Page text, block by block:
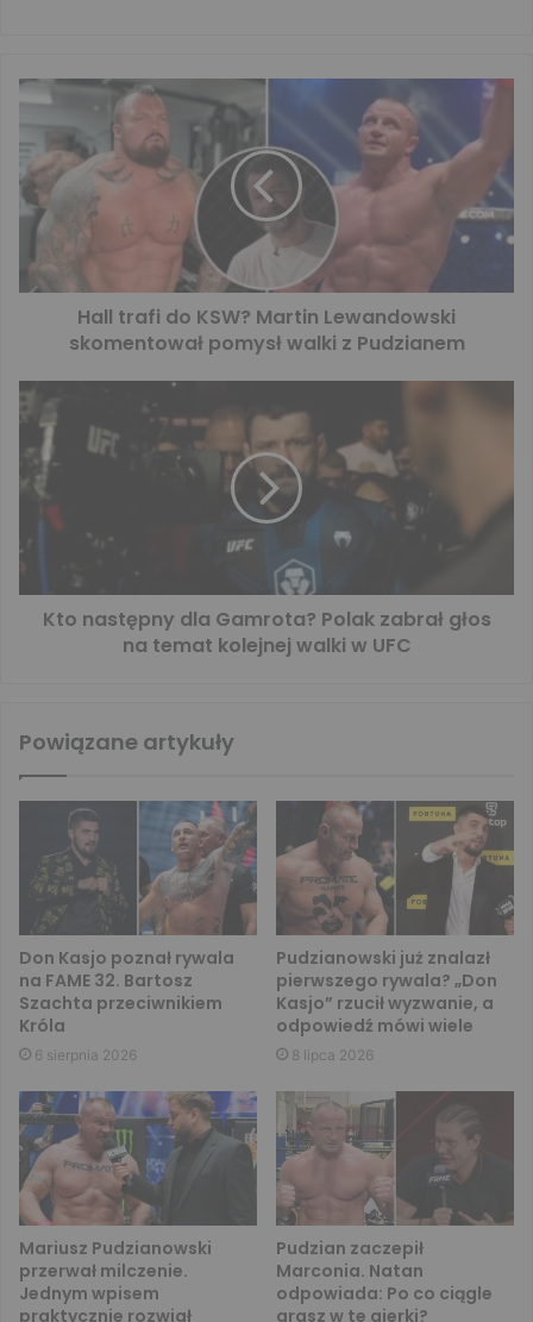
Hall trafi do KSW? Martin Lewandowski
skomentował pomysł walki z Pudzianem
Kto następny dla Gamrota? Polak zabrał głos
na temat kolejnej walki w UFC
Powiązane artykuły
Don Kasjo poznał rywala
na FAME 32. Bartosz
Szachta przeciwnikiem
Króla
6 sierpnia 2026
Pudzianowski już znalazł
pierwszego rywala? „Don
Kasjo” rzucił wyzwanie, a
odpowiedź mówi wiele
8 lipca 2026
Mariusz Pudzianowski
przerwał milczenie.
Jednym wpisem
praktycznie rozwiał
Pudzian zaczepił
Marconia. Natan
odpowiada: Po co ciągle
grasz w te gierki?